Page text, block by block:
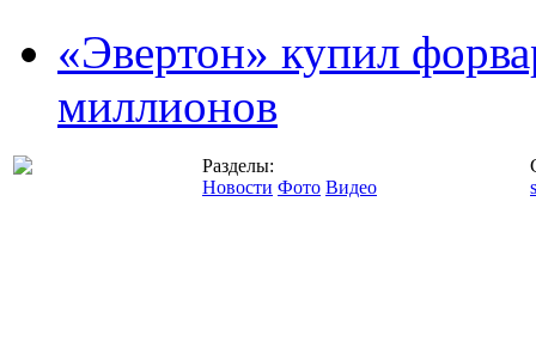
«Эвертон» купил
миллионов
Разделы:
Новости Фото Видео